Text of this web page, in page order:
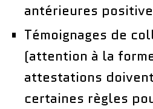
antérieures
Témoignages de
(attention à la
attestations
certaines règles